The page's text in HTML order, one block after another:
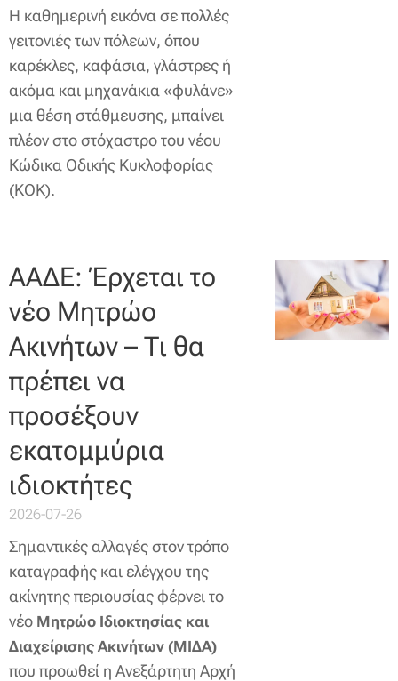
Η καθημερινή εικόνα σε πολλές
γειτονιές των πόλεων, όπου
καρέκλες, καφάσια, γλάστρες ή
ακόμα και μηχανάκια «φυλάνε»
μια θέση στάθμευσης, μπαίνει
πλέον στο στόχαστρο του νέου
Κώδικα Οδικής Κυκλοφορίας
(ΚΟΚ).
ΑΑΔΕ: Έρχεται το
νέο Μητρώο
Ακινήτων – Τι θα
πρέπει να
προσέξουν
εκατομμύρια
ιδιοκτήτες
2026-07-26
Σημαντικές αλλαγές στον τρόπο
καταγραφής και ελέγχου της
ακίνητης περιουσίας φέρνει το
νέο Μητρώο Ιδιοκτησίας και
Διαχείρισης Ακινήτων (ΜΙΔΑ)
που προωθεί η Ανεξάρτητη Αρχή